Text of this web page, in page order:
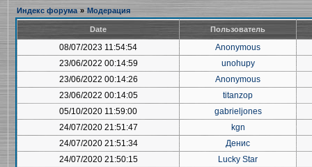
Индекс форума » Модерация
Date Пользователь
08/07/2023 11:54:54
Anonymous
23/06/2022 00:14:59
unohupy
23/06/2022 00:14:26
Anonymous
23/06/2022 00:14:05
titanzop
05/10/2020 11:59:00
gabrieljones
24/07/2020 21:51:47
kgn
24/07/2020 21:51:34
Денис
24/07/2020 21:50:15
Lucky Star